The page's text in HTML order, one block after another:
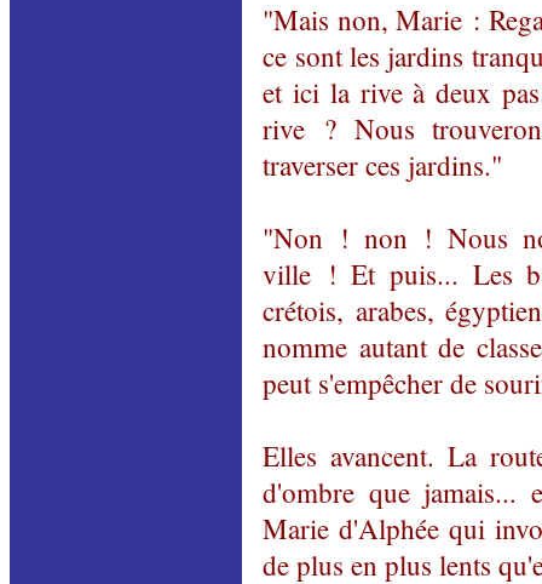
"Mais non, Marie :
ce sont les jardins
et ici la rive à deux
rive ? Nous
traverser ces jardins."
"Non ! non ! Nous
ville ! Et puis... Les
crétois, arabes,
nomme autant de
peut s'empêcher de
Elles avancent. La
d'ombre que jamais...
Marie d'Alphée qui
de plus en plus lents